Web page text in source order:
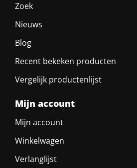
Zoek
Nieuws
Blog
Recent bekeken producten
Vergelijk productenlijst
Mijn account
Mijn account
Winkelwagen
Verlanglijst